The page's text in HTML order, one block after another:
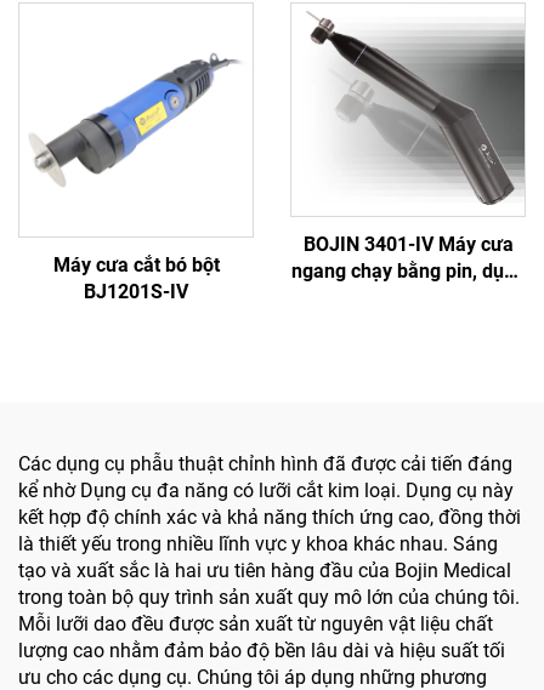
thương khớp Hệ thống
phẫu thuật tích hợp Tất cả
trong một, Máy vặn vít
dùng trong Phẫu thuật
Chấn thương & Khớp
Máy cưa cắt bó bột
BJ1201S-IV
BOJIN 3401-IV Máy cưa
ngang chạy bằng pin, dụng
Các dụng cụ phẫu thuật chỉnh hình đã được cải tiến đáng
kể nhờ Dụng cụ đa năng có lưỡi cắt kim loại. Dụng cụ này
kết hợp độ chính xác và khả năng thích ứng cao, đồng thời
là thiết yếu trong nhiều lĩnh vực y khoa khác nhau. Sáng
tạo và xuất sắc là hai ưu tiên hàng đầu của Bojin Medical
trong toàn bộ quy trình sản xuất quy mô lớn của chúng tôi.
Mỗi lưỡi dao đều được sản xuất từ nguyên vật liệu chất
lượng cao nhằm đảm bảo độ bền lâu dài và hiệu suất tối
ưu cho các dụng cụ. Chúng tôi áp dụng những phương